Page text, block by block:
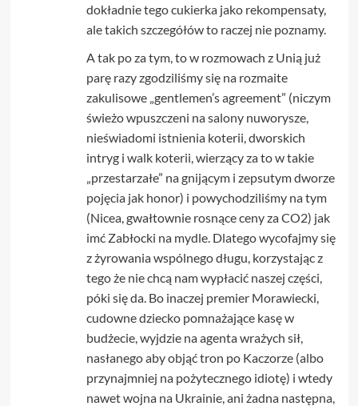
dokładnie tego cukierka jako rekompensaty,
ale takich szczegółów to raczej nie poznamy.
A tak po za tym, to w rozmowach z Unią już
parę razy zgodziliśmy się na rozmaite
zakulisowe „gentlemen’s agreement” (niczym
świeżo wpuszczeni na salony nuworysze,
nieświadomi istnienia koterii, dworskich
intryg i walk koterii, wierzący za to w takie
„przestarzałe” na gnijącym i zepsutym dworze
pojęcia jak honor) i powychodziliśmy na tym
(Nicea, gwałtownie rosnące ceny za CO2) jak
imć Zabłocki na mydle. Dlatego wycofajmy się
z żyrowania wspólnego długu, korzystając z
tego że nie chcą nam wypłacić naszej części,
póki się da. Bo inaczej premier Morawiecki,
cudowne dziecko pomnażające kasę w
budżecie, wyjdzie na agenta wrażych sił,
nasłanego aby objąć tron po Kaczorze (albo
przynajmniej na pożytecznego idiotę) i wtedy
nawet wojna na Ukrainie, ani żadna następna,